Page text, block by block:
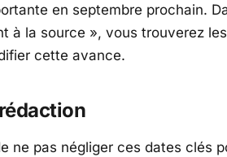
en septembre prochain.
à la source », vous trouverez
cette avance.
ne pas négliger ces dates clés